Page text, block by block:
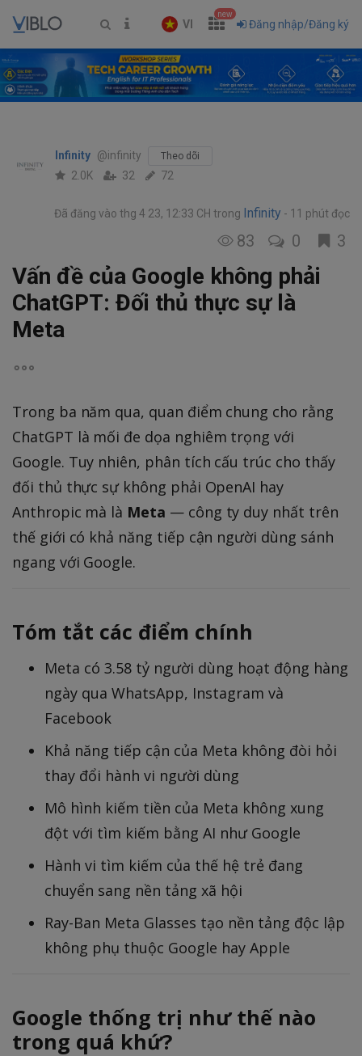
VI
new
Đăng nhập/Đăng ký
Infinity @infinity Theo dõi
2.0K 32 72
Đã đăng vào thg 4 23, 12:33 CH trong Infinity 11 phút đọc
83 0 3
Vấn đề của Google không phải
ChatGPT: Đối thủ thực sự là
Meta
Trong ba năm qua, quan điểm chung cho rằng
ChatGPT là mối đe dọa nghiêm trọng với
Google. Tuy nhiên, phân tích cấu trúc cho thấy
đối thủ thực sự không phải OpenAI hay
Anthropic mà là Meta — công ty duy nhất trên
thế giới có khả năng tiếp cận người dùng sánh
ngang với Google.
Tóm tắt các điểm chính
Meta có 3.58 tỷ người dùng hoạt động hàng
ngày qua WhatsApp, Instagram và
Facebook
Khả năng tiếp cận của Meta không đòi hỏi
thay đổi hành vi người dùng
Mô hình kiếm tiền của Meta không xung
đột với tìm kiếm bằng AI như Google
Hành vi tìm kiếm của thế hệ trẻ đang
chuyển sang nền tảng xã hội
Ray-Ban Meta Glasses tạo nền tảng độc lập
không phụ thuộc Google hay Apple
Google thống trị như thế nào
trong quá khứ?